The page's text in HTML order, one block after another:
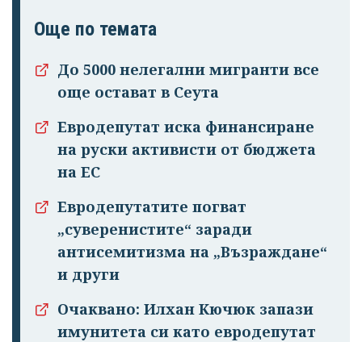
Още по темата
До 5000 нелегални мигранти все
още остават в Сеута
Евродепутат иска финансиране
на руски активисти от бюджета
на ЕС
Евродепутатите погват
„суверенистите“ заради
антисемитизма на „Възраждане“
и други
Очаквано: Илхан Кючюк запази
имунитета си като евродепутат